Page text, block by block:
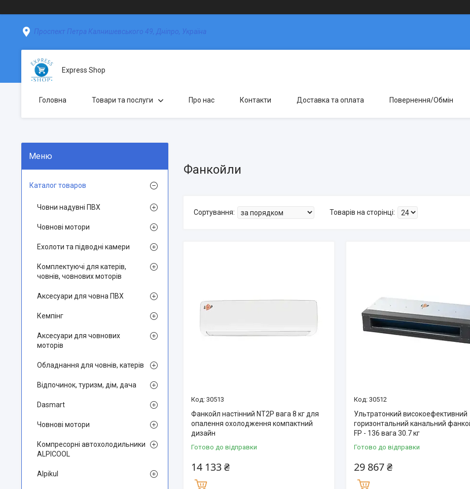
Проспект Петра Калнишевського 49, Дніпро, Україна
Express Shop
Головна Товари та послуги Про нас Контакти Доставка та оплата Повернення/Обмін
Фанкойли
30513
Фанкойл настінний NT2P вага 8 кг для
опалення охолодження компактний
дизайн
Готово до відправки
14 133 ₴
30512
Ультратонкий високоефективний
горизонтальний канальний
FP - 136 вага 30.7 кг
Готово до відправки
29 867 ₴
Каталог товаров
Човни надувні ПВХ
Човнові мотори
Ехолоти та підводні камери
Комплектуючі для катерів,
човнів, човнових моторів
Аксесуари для човна ПВХ
Кемпінг
Аксесуари для човнових
моторів
Обладнання для човнів, катерів
Відпочинок, туризм, дім, дача
Dasmart
Човнові мотори
Компресорні автохолодильники
ALPICOOL
Alpikul